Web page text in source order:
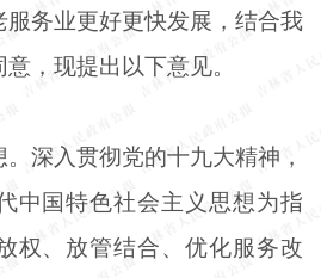
务业更好更快发展，结合我
，现提出以下意见。
。深入贯彻党的十九大精神，
中国特色社会主义思想为指
权、放管结合、优化服务改